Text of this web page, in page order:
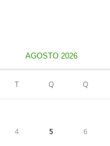
AGOSTO 2026
T Q Q
4 5 6